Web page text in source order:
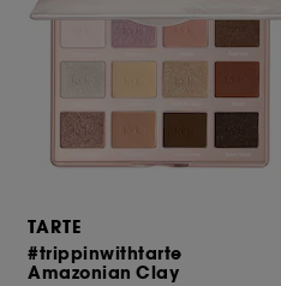
TARTE
#trippinwithtarte
Amazonian Clay
votre accord. Vous pouvez
de "tout accepter".
avec les données
sans accepter".
utilisés,